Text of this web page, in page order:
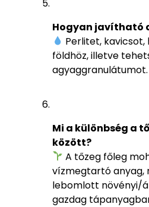
Hogyan javítható
Perlitet,
földhöz, illetve
agyaggranulátumot.
Mi a különbség a
között?
A tőzeg főleg
vízmegtartó anyag,
lebomlott növényi/
gazdag